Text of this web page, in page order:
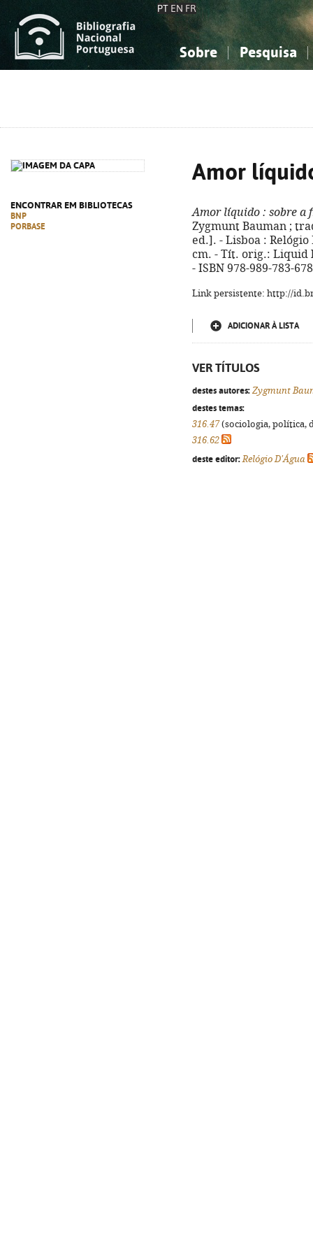
PT EN FR
Sobre Pesquisa
ENCONTRAR EM BIBLIOTECAS
BNP
PORBASE
Amor
Amor líquido : sobre a
Zygmunt Bauman ;
ed.]. - Lisboa : Relógio
cm. - Tít. orig.: Liquid
- ISBN 978-989-783-
Link persistente: http://
ADICIONAR À LISTA
VER TÍTULOS
destes autores: Zygmunt
destes temas:
316.47(sociologia, política,
316.62
deste editor: Relógio D'Água